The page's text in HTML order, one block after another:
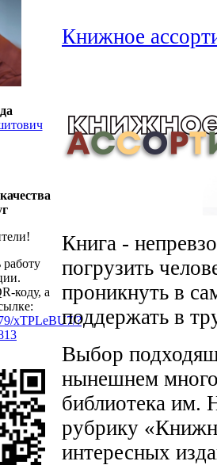
коду, а
xTPLeBU7/?
Книжное
Книга -
погрузить
проникнуть в
поддержать в
Выбор
нынешнем
библиотека им.
рубрику
интересных